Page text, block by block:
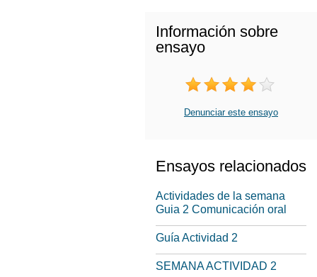
Información sobre
ensayo
Denunciar este ensayo
Ensayos relacionados
Actividades de la semana
Guia 2 Comunicación oral
Guía Actividad 2
SEMANA ACTIVIDAD 2